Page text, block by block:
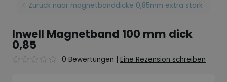
Zurück naar magnetbanddicke 0,85mm extra stark
Inwell Magnetband 100 mm dick
0,85
0 Bewertungen | Eine Rezension schreiben